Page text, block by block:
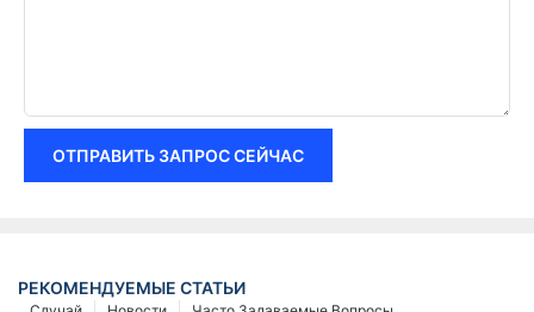
ОТПРАВИТЬ ЗАПРОС СЕЙЧАС
РЕКОМЕНДУЕМЫЕ СТАТЬИ